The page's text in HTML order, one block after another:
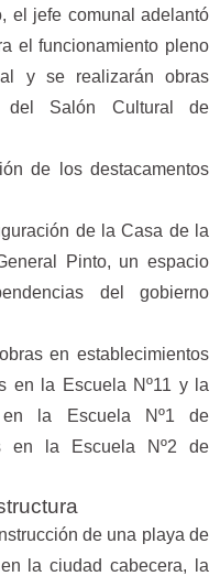
el jefe comunal adelantó
el funcionamiento pleno
y se realizarán obras
del Salón Cultural de
de los destacamentos
de la Casa de la
Pinto, un espacio
del gobierno
en establecimientos
en la Escuela Nº11 y la
en la Escuela Nº1 de
en la Escuela Nº2 de
de una playa de
la ciudad cabecera, la